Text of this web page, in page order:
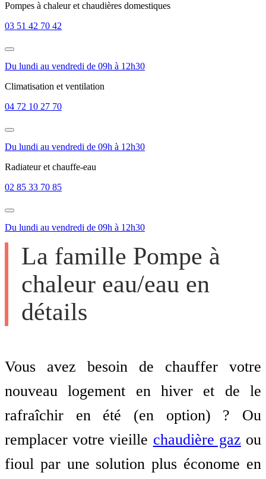
Pompes à chaleur et chaudières domestiques
03 51 42 70 42
Du lundi au vendredi de 09h à 12h30
Climatisation et ventilation
04 72 10 27 70
Du lundi au vendredi de 09h à 12h30
Radiateur et chauffe-eau
02 85 33 70 85
Du lundi au vendredi de 09h à 12h30
La famille Pompe à
chaleur​ eau/eau en
détails
Vous avez besoin de chauffer votre
nouveau logement en hiver et de le
rafraîchir en été (en option) ? Ou
remplacer votre vieille chaudière gaz ou
fioul par une solution plus économe en